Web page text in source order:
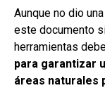
Aunque no dio
este documento
herramientas
para garantizar
áreas naturales